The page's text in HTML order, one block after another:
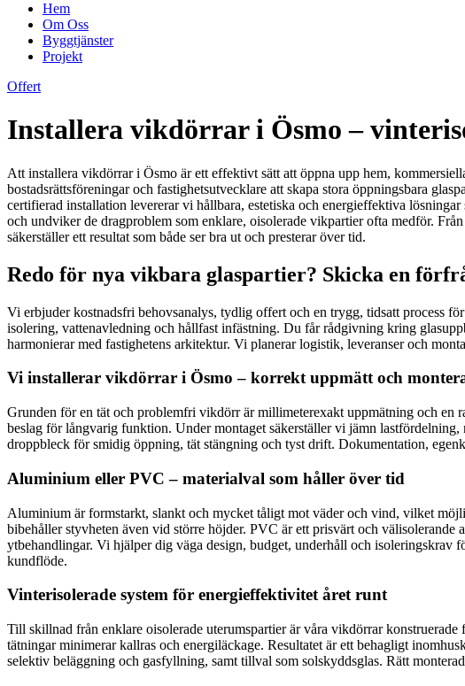
Hem
Om Oss
Byggtjänster
Projekt
Offert
Installera vikdörrar i Ösmo –
Att installera vikdörrar i Ösmo är ett effektivt sätt att öppna upp hem,
bostadsrättsföreningar och fastighetsutvecklare att skapa stora öppningsbara
certifierad installation levererar vi hållbara, estetiska och energieffektiva
och undviker de dragproblem som enklare, oisolerade vikpartier ofta medför.
säkerställer ett resultat som både ser bra ut och presterar över tid.
Redo för nya vikbara glaspartier? Skicka en
Vi erbjuder kostnadsfri behovsanalys, tydlig offert och en trygg, tidsatt process
isolering, vattenavledning och hållfast infästning. Du får rådgivning kring
harmonierar med fastighetens arkitektur. Vi planerar logistik, leveranser och
Vi installerar vikdörrar i Ösmo – korrekt uppmätt och
Grunden för en tät och problemfri vikdörr är millimeterexakt uppmätning och en
beslag för långvarig funktion. Under montaget säkerställer vi jämn
droppbleck för smidig öppning, tät stängning och tyst drift. Dokumentation,
Aluminium eller PVC – materialval som håller över tid
Aluminium är formstarkt, slankt och mycket tåligt mot väder och vind, vilket
bibehåller styvheten även vid större höjder. PVC är ett prisvärt och
ytbehandlingar. Vi hjälper dig väga design, budget, underhåll och isoleringskrav
kundflöde.
Vinterisolerade system för energieffektivitet året runt
Till skillnad från enklare oisolerade uterumspartier är våra vikdörrar
tätningar minimerar kallras och energiläckage. Resultatet är ett behagligt
selektiv beläggning och gasfyllning, samt tillval som solskyddsglas. Rätt